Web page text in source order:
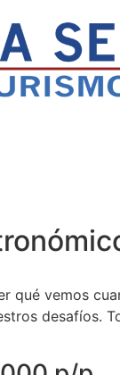
qué vemos
desafíos.